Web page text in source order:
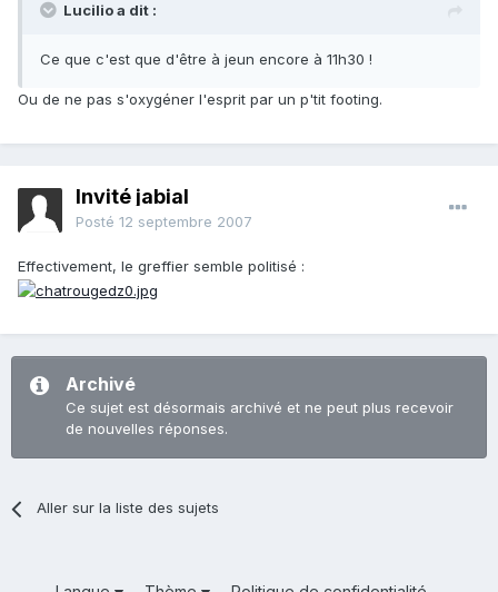
Lucilio a dit :
Ce que c'est que d'être à jeun encore à 11h30 !
Ou de ne pas s'oxygéner l'esprit par un p'tit footing.
Invité jabial
Posté 12 septembre 2007
Effectivement, le greffier semble politisé :
Archivé
Ce sujet est désormais archivé et ne peut plus recevoir
de nouvelles réponses.
Aller sur la liste des sujets